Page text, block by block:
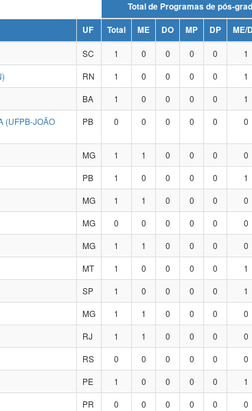
Total de Programas
UF Total ME DO MP DP ME/
SC 1 0 0 0 0 1
RN 1 0 0 0 0 1
BA 1 0 0 0 0 1
(UFPB-JOÃO
PB 0 0 0 0 0 0
MG 1 1 0 0 0 0
PB 1 0 0 0 0 1
MG 1 1 0 0 0 0
MG 0 0 0 0 0 0
MG 1 1 0 0 0 0
MT 1 0 0 0 0 1
SP 1 0 0 0 0 1
MG 1 1 0 0 0 0
RJ 1 1 0 0 0 0
RS 0 0 0 0 0 0
PE 1 0 0 0 0 1
PR 0 0 0 0 0 0